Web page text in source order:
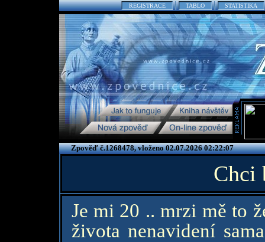
REGISTRACE TABLO STATISTIKA
Zpověď č.1268478, vloženo 02.07.2026 02:22:07
Chci
Je mi 20 .. mrzi mě to
života nenavidení